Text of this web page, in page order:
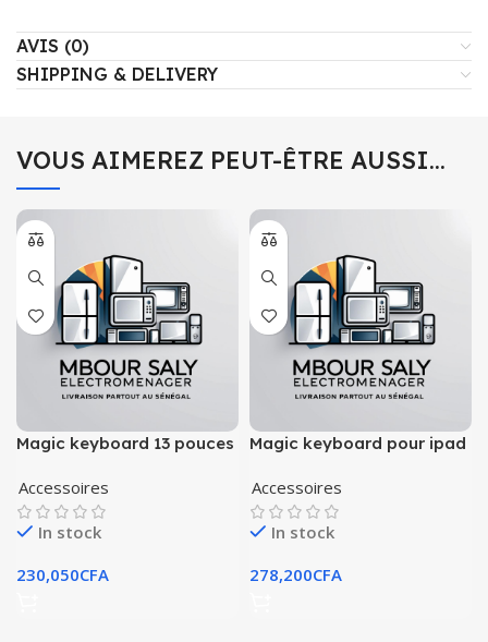
AVIS (0)
SHIPPING & DELIVERY
VOUS AIMEREZ PEUT-ÊTRE AUSSI…
Magic keyboard 13 pouces
neuf
Accessoires
In stock
230,050CFA
Magic keyboard pour ipad
génération) –
Accessoires
In stock
278,200CFA